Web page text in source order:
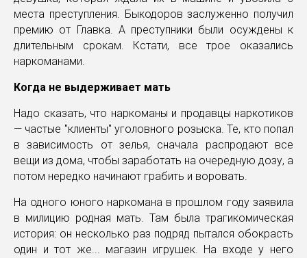
места преступления. Быкодоров заслуженно получил
премию от Главка. А преступники были осуждены к
длительным срокам. Кстати, все трое оказались
наркоманами.
Когда не выдерживает мать
Надо сказать, что наркоманы и продавцы наркотиков
— частые "клиенты" уголовного розыска. Те, кто попал
в зависимость от зелья, сначала распродают все
вещи из дома, чтобы заработать на очередную дозу, а
потом нередко начинают грабить и воровать.
На одного юного наркомана в прошлом году заявила
в милицию родная мать. Там была трагикомическая
история: он несколько раз подряд пытался обокрасть
один и тот же... магазин игрушек. На входе у него